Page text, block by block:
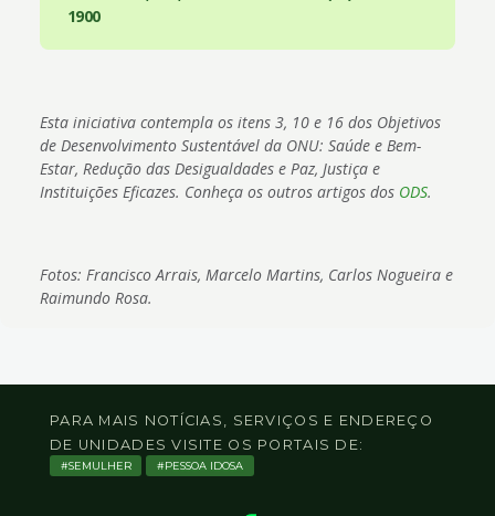
1900
Esta iniciativa contempla os itens 3, 10 e 16 dos Objetivos
de Desenvolvimento Sustentável da ONU: Saúde e Bem-
Estar, Redução das Desigualdades e Paz, Justiça e
Instituições Eficazes. Conheça os outros artigos dos ODS.
Fotos: Francisco Arrais, Marcelo Martins, Carlos Nogueira e
Raimundo Rosa.
PARA MAIS NOTÍCIAS, SERVIÇOS E ENDEREÇO
DE UNIDADES VISITE OS PORTAIS DE:
SEMULHER PESSOA IDOSA